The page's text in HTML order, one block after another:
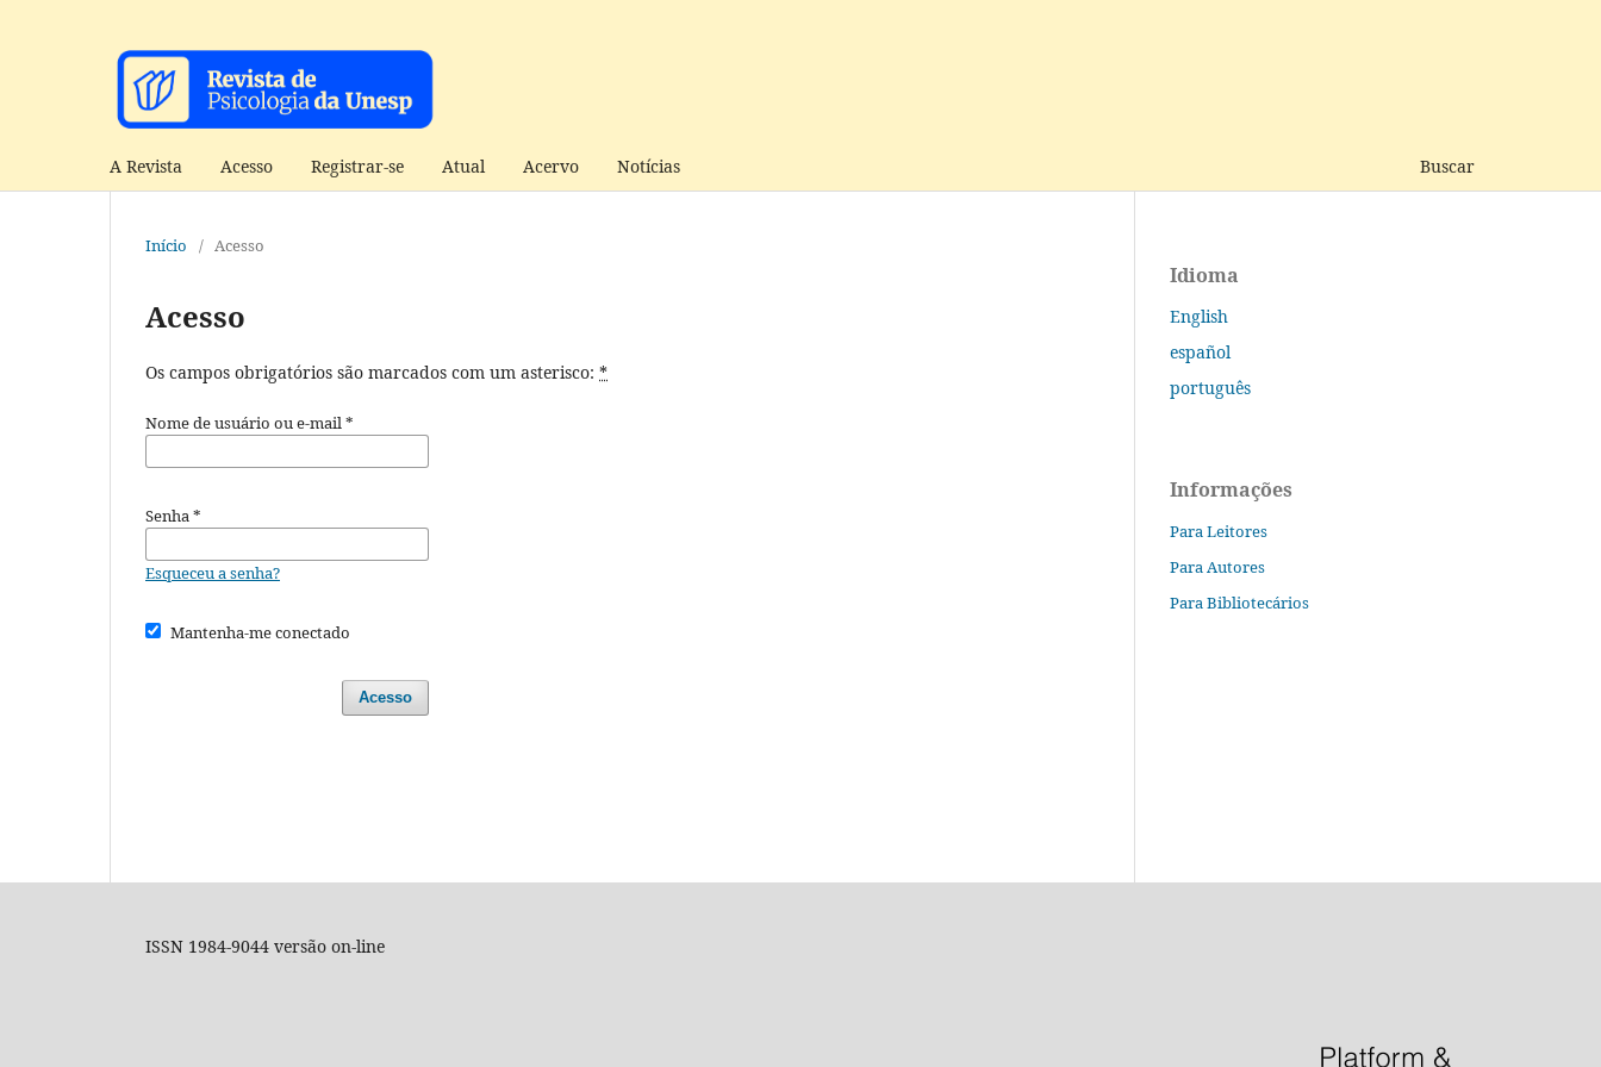
A Revista Acesso Registrar-se Atual Acervo Notícias Buscar
Início / Acesso
Acesso
Os campos obrigatórios são marcados com um asterisco: *
Nome de usuário ou e-mail*
Senha*
Esqueceu a senha?
Mantenha-me conectado
Acesso
Idioma
English
español
português
Informações
Para Leitores
Para Autores
Para Bibliotecários
ISSN 1984-9044 versão on-line